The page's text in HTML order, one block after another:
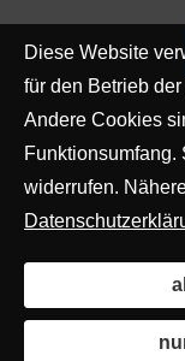
Diese Website
für den Betrieb
Andere Cookies
widerrufen.